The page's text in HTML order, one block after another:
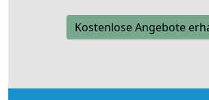
Kostenlose Angebote